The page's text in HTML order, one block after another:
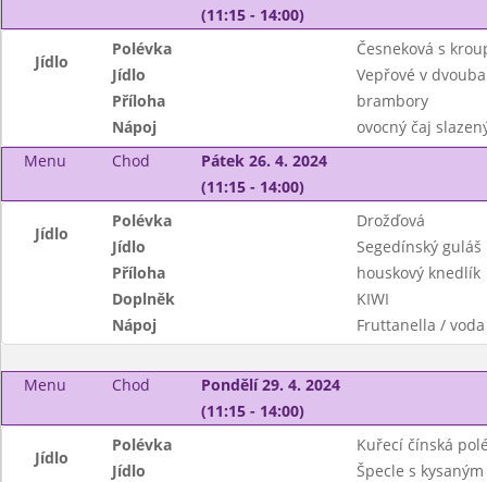
(11:15 - 14:00)
Jídlo
Polévka
Česneková s
Jídlo
Vepřové v
Příloha
brambory
Nápoj
ovocný čaj
Menu
Chod
Pátek 26. 4. 2024
(11:15 - 14:00)
Jídlo
Polévka
Drožďová
Jídlo
Segedínský guláš
Příloha
houskový knedlík
Doplněk
KIWI
Nápoj
Fruttanella / voda
Menu Chod
Pondělí 29. 4. 2024
(11:15 - 14:00)
Jídlo
Polévka
Kuřecí čínská
Jídlo
Špecle s